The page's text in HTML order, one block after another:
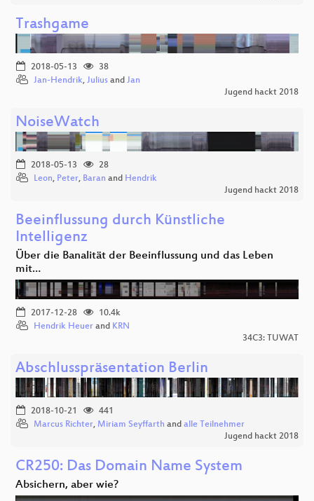
Trashgame
2018-05-13
38
Jan-Hendrik, Julius and Jan
Jugend hackt 2018
NoiseWatch
2018-05-13
28
Leon, Peter, Baran and Hendrik
Jugend hackt 2018
Beeinflussung durch Künstliche
Intelligenz
Über die Banalität der Beeinflussung und das Leben
mit…
2017-12-28
10.4k
Hendrik Heuer and KRN
34C3: TUWAT
Abschlusspräsentation Berlin
2018-10-21
441
Marcus Richter, Miriam Seyffarth and alle Teilnehmer
Jugend hackt 2018
CR250: Das Domain Name System
Absichern, aber wie?